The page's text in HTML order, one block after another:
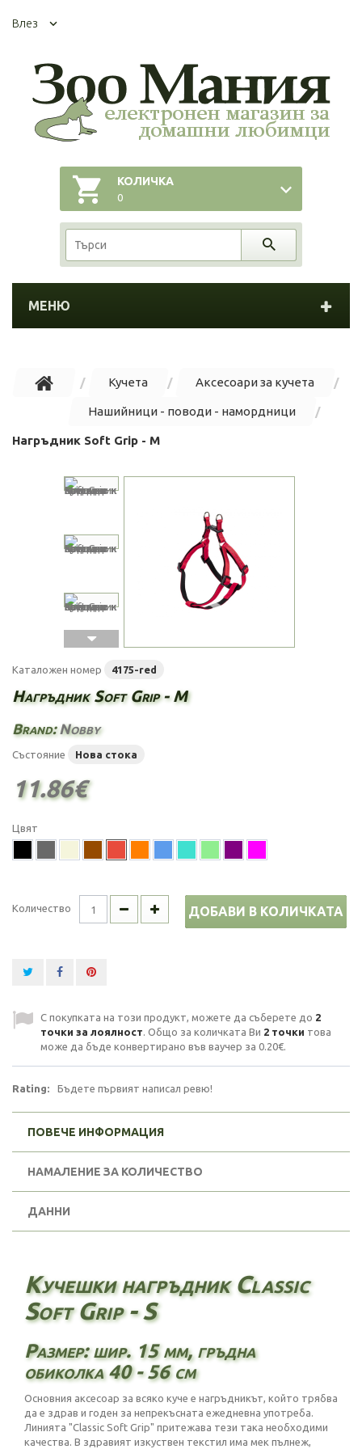
Влез
КОЛИЧКА
0
МЕНЮ
Кучета Аксесоари за кучета
Нашийници - поводи - намордници
Нагръдник Soft Grip - M
Каталожен номер 4175-red
Нагръдник Soft Grip - M
Brand:Nobby
Състояние Нова стока
11.86€
Цвят
Количество ДОБАВИ В КОЛИЧКАТА
С покупката на този продукт, можете да съберете до 2
точки за лоялност. Общо за количката Ви 2 точки това
може да бъде конвертирано във ваучер за 0.20€.
Rating: Бъдете първият написал ревю!
ПОВЕЧЕ ИНФОРМАЦИЯ
НАМАЛЕНИЕ ЗА КОЛИЧЕСТВО
ДАННИ
Кучешки нагръдник Classic
Soft Grip - S
Размер: шир. 15 мм, гръдна
обиколка 40 - 56 см
Основния аксесоар за всяко куче е нагръдникът, който трябва
да е здрав и годен за непрекъсната ежедневна употреба.
Линията "Classic Soft Grip" притежава тези така необходими
качества. В здравият изкуствен текстил има мек пълнеж,